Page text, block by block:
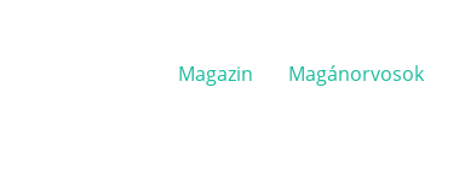
Magazin Magánorvosok